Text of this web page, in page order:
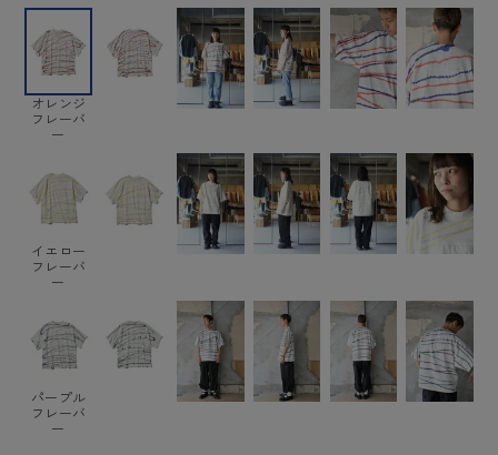
オレンジ
フレーバ
ー
イエロー
フレーバ
ー
パープル
フレーバ
ー